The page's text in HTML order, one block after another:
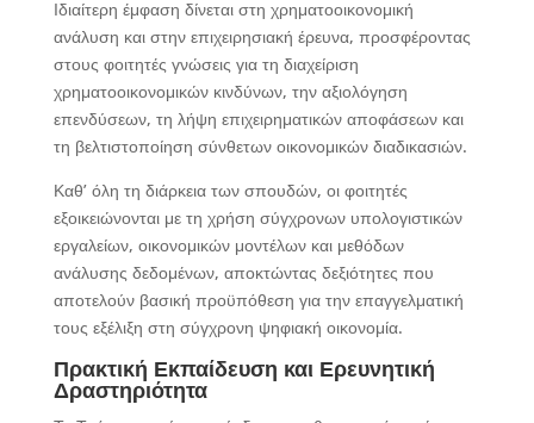
Ιδιαίτερη έμφαση δίνεται στη χρηματοοικονομική
ανάλυση και στην επιχειρησιακή έρευνα, προσφέροντας
στους φοιτητές γνώσεις για τη διαχείριση
χρηματοοικονομικών κινδύνων, την αξιολόγηση
επενδύσεων, τη λήψη επιχειρηματικών αποφάσεων και
τη βελτιστοποίηση σύνθετων οικονομικών διαδικασιών.
Καθ’ όλη τη διάρκεια των σπουδών, οι φοιτητές
εξοικειώνονται με τη χρήση σύγχρονων υπολογιστικών
εργαλείων, οικονομικών μοντέλων και μεθόδων
ανάλυσης δεδομένων, αποκτώντας δεξιότητες που
αποτελούν βασική προϋπόθεση για την επαγγελματική
τους εξέλιξη στη σύγχρονη ψηφιακή οικονομία.
Πρακτική Εκπαίδευση και Ερευνητική
Δραστηριότητα